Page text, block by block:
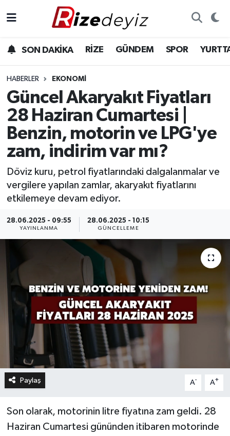
SON DAKİKA RİZE GÜNDEM SPOR
HABERLER EKONOMI
Güncel Akaryakıt Fiyatları
28 Haziran Cumartesi |
Benzin, motorin ve LPG'ye
zam, indirim var mı?
Döviz kuru, petrol fiyatlarındaki dalgalanmalar ve
vergilere yapılan zamlar, akaryakıt fiyatlarını
etkilemeye devam ediyor.
28.06.2025 - 09:55
YAYINLANMA
28.06.2025 - 10:15
GÜNCELLEME
Paylaş A- A+
Son olarak, motorinin litre fiyatına zam geldi. 28
Haziran Cumartesi gününden itibaren motorinde
Gündem
Yurttan Haberler
Ekonomi
Teknoloji
Sağlık
Rize Hava Durumu
Rize Trafik Yoğunluk Haritası
Süper Lig Puan Durumu ve Fikstür
Tüm Manşetler
Son Dakika Haberleri
Haber Arşivi